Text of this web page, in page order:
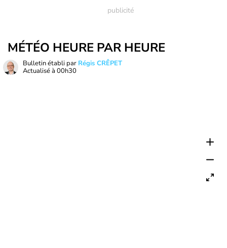
MÉTÉO HEURE PAR HEURE
Bulletin établi par Régis CRÊPET
Actualisé à 00h30